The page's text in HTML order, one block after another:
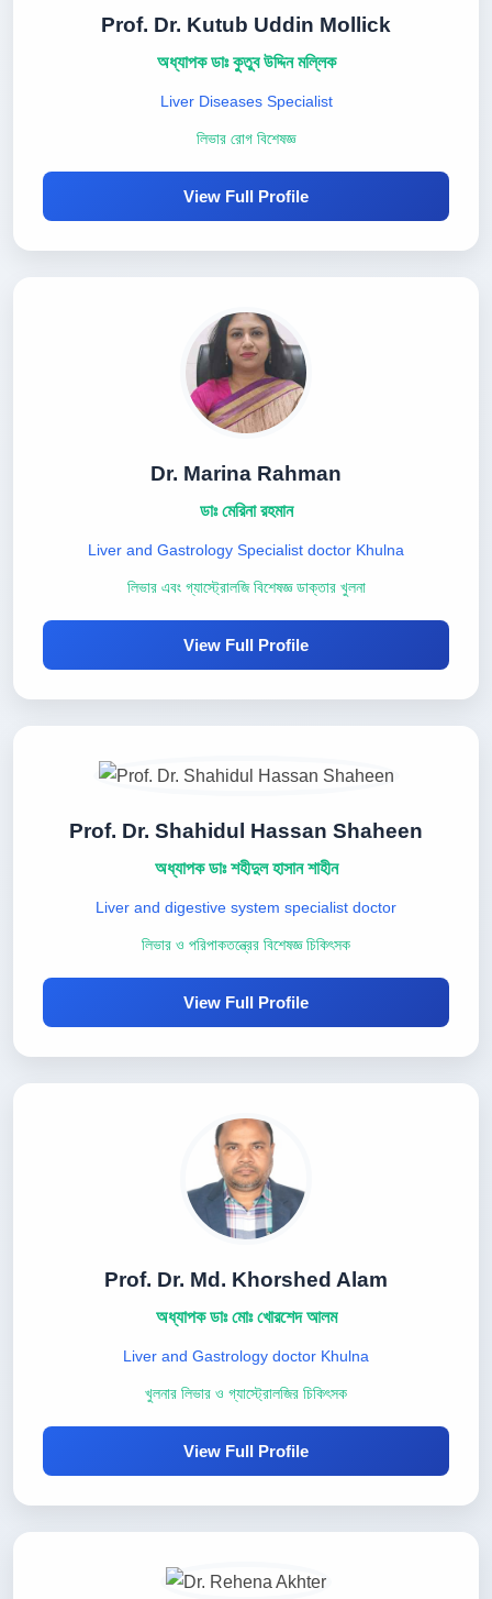
Prof. Dr. Kutub Uddin Mollick
অধ্যাপক ডাঃ কুতুব উদ্দিন মল্লিক
Liver Diseases Specialist
লিভার রোগ বিশেষজ্ঞ
View Full Profile
Dr. Marina Rahman
ডাঃ মেরিনা রহমান
Liver and Gastrology Specialist doctor Khulna
লিভার এবং গ্যাস্ট্রোলজি বিশেষজ্ঞ ডাক্তার খুলনা
View Full Profile
Prof. Dr. Shahidul Hassan Shaheen
অধ্যাপক ডাঃ শহীদুল হাসান শাহীন
Liver and digestive system specialist doctor
লিভার ও পরিপাকতন্ত্রের বিশেষজ্ঞ চিকিৎসক
View Full Profile
Prof. Dr. Md. Khorshed Alam
অধ্যাপক ডাঃ মোঃ খোরশেদ আলম
Liver and Gastrology doctor Khulna
খুলনার লিভার ও গ্যাস্ট্রোলজির চিকিৎসক
View Full Profile